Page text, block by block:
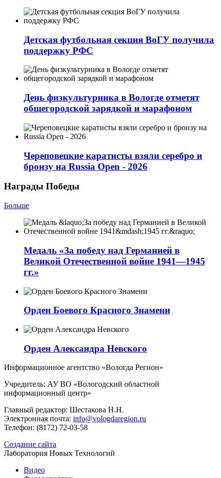
Детская футбольная секция ВоГУ получила
поддержку РФС
День физкультурника в Вологде отметят
общегородской зарядкой и марафоном
Череповецкие каратисты взяли серебро и
бронзу на Russia Open - 2026
Награды Победы
Больше
Медаль «За победу над Германией в
Великой Отечественной войне 1941—1945
гг.»
Орден Боевого Красного Знамени
Орден Александра Невского
Информационное агентство «Вологда Регион»
Учредитель: АУ ВО «Вологодский областной
информационный центр»
Главный редактор: Шестакова Н.Н.
Электронная почта: info@vologdaregion.ru
Телефон: (8172) 72-03-58
Создание сайта
Лаборатория Новых Технологий
Видео